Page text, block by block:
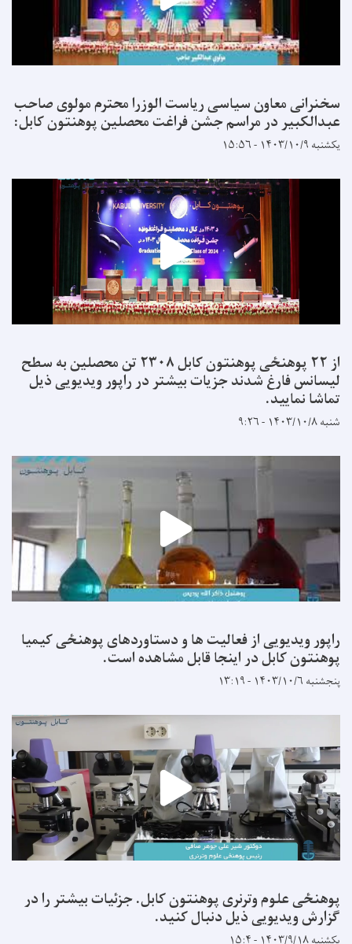
سخنرانی معاون سیاسی ریاست الوزرا محترم مولوی صاحب
عبدالکبیر در مراسم جشن فراغت محصلین پوهنتون کابل:
یکشنبه ۱۴۰۳/۱۰/۹ - ۱۵:۵۶
از ۲۲ پوهنځی پوهنتون کابل ۲۳۰۸ تن محصلین به سطح
لیسانس فارغ شدند جزیات بیشتر در راپور ویدیویی ذیل
تماشا نمایید.
شنبه ۱۴۰۳/۱۰/۸ - ۹:۲۶
راپور ویدیویی از فعالیت ها و دستاوردهای پوهنځی کیمیا
پوهنتون کابل در اینجا قابل مشاهده است.
پنجشنبه ۱۴۰۳/۱۰/۶ - ۱۳:۱۹
پوهنځی علوم وترنری پوهنتون کابل. جزئیات بیشتر را در
گزارش ویدیویی ذیل دنبال کنید.